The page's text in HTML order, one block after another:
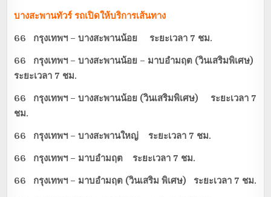
บางสะพานทัวร์ รถเปิดให้บริการเส้นทาง
66 กรุงเทพฯ – บางสะพานน้อย ระยะเวลา 7 ชม.
66 กรุงเทพฯ – บางสะพานน้อย – มาบอำมฤต (วินเสริมพิเศษ)
ระยะเวลา 7 ชม.
66 กรุงเทพฯ – บางสะพานน้อย (วินเสริมพิเศษ) ระยะเวลา 7
ชม.
66 กรุงเทพฯ – บางสะพานใหญ่ ระยะเวลา 7 ชม.
66 กรุงเทพฯ – มาบอำมฤต ระยะเวลา 7 ชม.
66 กรุงเทพฯ – มาบอำมฤต (วินเสริม พิเศษ) ระยะเวลา 7 ชม.